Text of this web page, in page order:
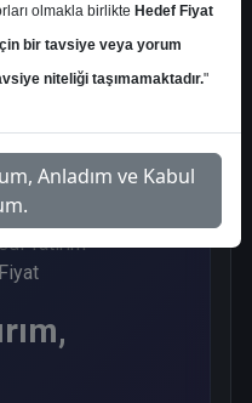
1
Yatırım
olmakla birlikte Hedef Fiyat
bir tavsiye veya yorum
niteliği taşımamaktadır."
ve Kabul